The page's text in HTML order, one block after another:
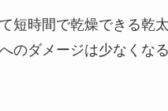
短時間で乾燥できる乾
のダメージは少なくな